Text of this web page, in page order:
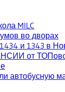
MILC
во дворах
и 1343 в
от
автобусную